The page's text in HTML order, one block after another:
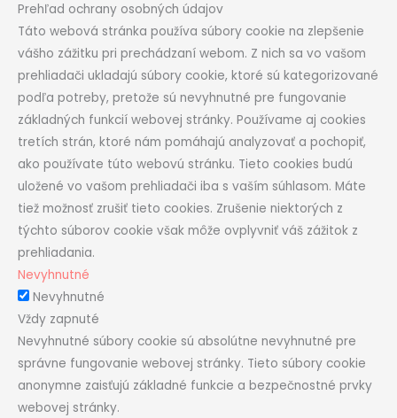
Prehľad ochrany osobných údajov
Táto webová stránka používa súbory cookie na zlepšenie
vášho zážitku pri prechádzaní webom. Z nich sa vo vašom
prehliadači ukladajú súbory cookie, ktoré sú kategorizované
podľa potreby, pretože sú nevyhnutné pre fungovanie
základných funkcií webovej stránky. Používame aj cookies
tretích strán, ktoré nám pomáhajú analyzovať a pochopiť,
ako používate túto webovú stránku. Tieto cookies budú
uložené vo vašom prehliadači iba s vaším súhlasom. Máte
tiež možnosť zrušiť tieto cookies. Zrušenie niektorých z
týchto súborov cookie však môže ovplyvniť váš zážitok z
prehliadania.
Nevyhnutné
Nevyhnutné
Vždy zapnuté
Nevyhnutné súbory cookie sú absolútne nevyhnutné pre
správne fungovanie webovej stránky. Tieto súbory cookie
anonymne zaisťujú základné funkcie a bezpečnostné prvky
webovej stránky.